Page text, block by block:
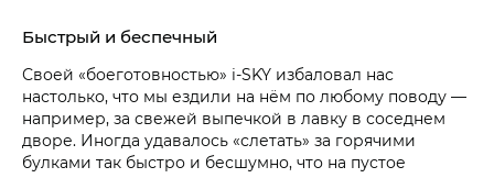
Быстрый и беспечный
Своей «боеготовностью» i‑SKY избаловал нас
настолько, что мы ездили на нём по любому поводу —
например, за свежей выпечкой в лавку в соседнем
дворе. Иногда удавалось «слетать» за горячими
булками так быстро и бесшумно, что на пустое